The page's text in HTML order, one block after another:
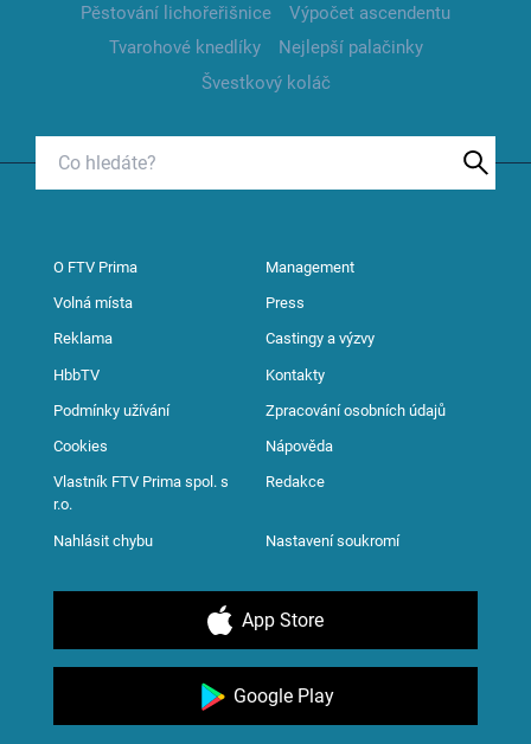
Pěstování lichořeřišnice
Výpočet ascendentu
Tvarohové knedlíky
Nejlepší palačinky
Švestkový koláč
O FTV Prima Management
Volná místa Press
Reklama Castingy a výzvy
HbbTV Kontakty
Podmínky užívání Zpracování osobních údajů
Cookies Nápověda
Vlastník FTV Prima spol. s
r.o.
Redakce
Nahlásit chybu Nastavení soukromí
App Store
Google Play